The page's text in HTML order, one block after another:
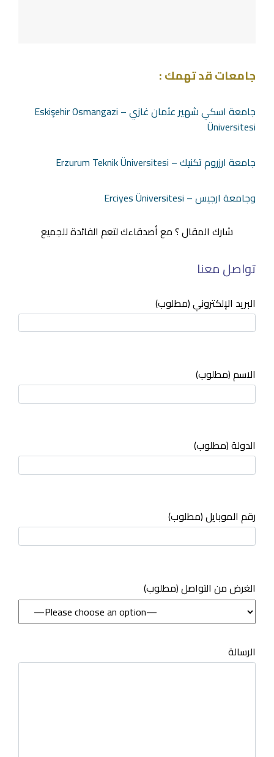
جامعات قد تهمك :
جامعة اسكي شهير عثمان غازي – Eskişehir Osmangazi
Üniversitesi
جامعة ارزروم تكنيك – Erzurum Teknik Üniversitesi
وجامعة ارجيس – Erciyes Üniversitesi
شارك المقال ؟ مع أصدقاءك لتعم الفائدة للجميع
تواصل معنا
البريد الإلكتروني (مطلوب)
الاسم (مطلوب)
الدولة (مطلوب)
رقم الموبايل (مطلوب)
(مطلوب) الغرض من التواصل
الرسالة